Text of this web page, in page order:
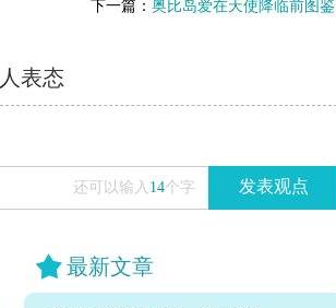
下一篇： 奥比岛爱在天使降临前图鉴
人表态
还可以输入 14个字 发表观点
最新文章